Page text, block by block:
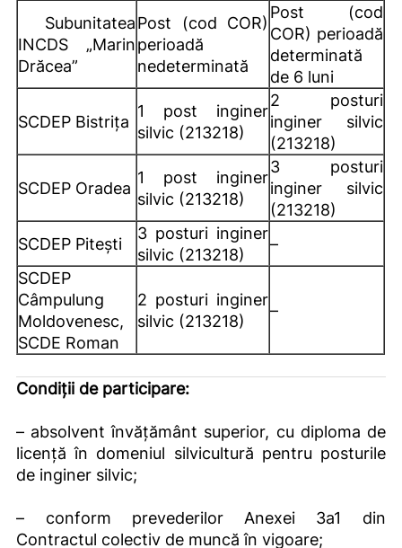
Subunitatea
INCDS „Marin
Drăcea”
Post (cod COR)
perioadă
nedeterminată
Post (cod
COR) perioadă
determinată
de 6 luni
SCDEP Bistrița
1 post inginer
silvic (213218)
2 posturi
inginer silvic
(213218)
SCDEP Oradea
1 post inginer
silvic (213218)
3 posturi
inginer silvic
(213218)
SCDEP Pitești
3 posturi inginer
silvic (213218)
–
SCDEP
Câmpulung
Moldovenesc,
SCDE Roman
2 posturi inginer
silvic (213218)
–
Condiţii de participare:
– absolvent învăţământ superior, cu diploma de
licență în domeniul silvicultură pentru posturile
de inginer silvic;
– conform prevederilor Anexei 3a1 din
Contractul colectiv de muncă în vigoare;